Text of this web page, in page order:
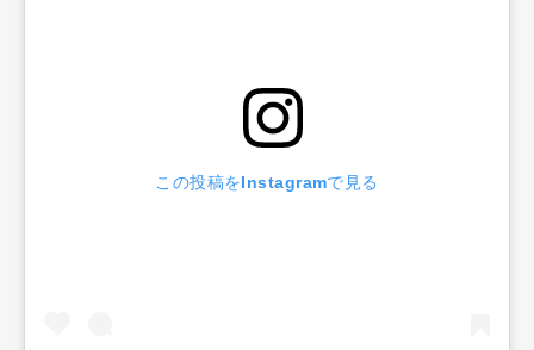
この投稿をInstagramで見る